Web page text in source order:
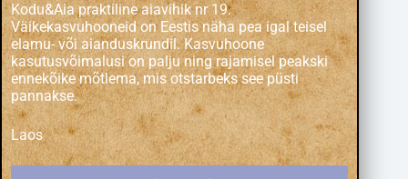
Kodu&Aia praktiline aiavihiknr 19.
Väikekasvuhooneid on Eestis näha pea igal teisel
elamu- või aianduskrundil. Kasvuhoone
kasutusvõimalusi on palju ning rajamisel peakski
ennekõike mõtlema, mis otstarbeks see püsti
pannakse.
Laos